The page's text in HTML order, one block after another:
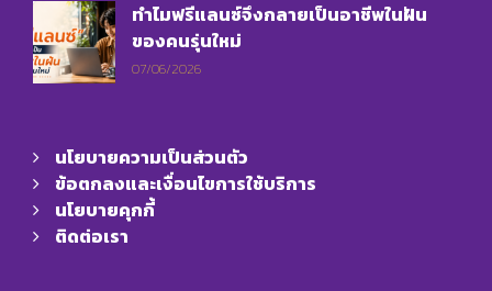
ทำไมฟรีแลนซ์จึงกลายเป็นอาชีพในฝัน
ของคนรุ่นใหม่
07/06/2026
นโยบายความเป็นส่วนตัว
ข้อตกลงและเงื่อนไขการใช้บริการ
นโยบายคุกกี้
ติดต่อเรา